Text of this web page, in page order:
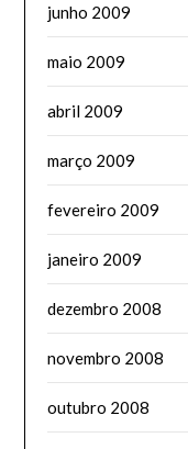
junho 2009
maio 2009
abril 2009
março 2009
fevereiro 2009
janeiro 2009
dezembro 2008
novembro 2008
outubro 2008